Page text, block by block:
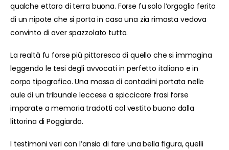
qualche ettaro di terra buona. Forse fu solo l’orgoglio ferito
di un nipote che si porta in casa una zia rimasta vedova
convinto di aver spazzolato tutto.
La realtà fu forse più pittoresca di quello che si immagina
leggendo le tesi degli avvocati in perfetto italiano e in
corpo tipografico. Una massa di contadini portata nelle
aule di un tribunale leccese a spiccicare frasi forse
imparate a memoria tradotti col vestito buono dalla
littorina di Poggiardo.
I testimoni veri con l’ansia di fare una bella figura, quelli